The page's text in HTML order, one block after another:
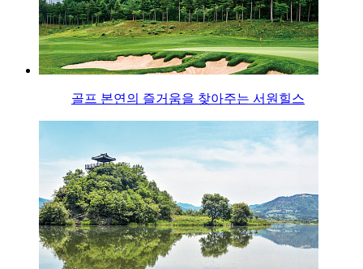
골프 본연의 즐거움을 찾아주는 서원힐스